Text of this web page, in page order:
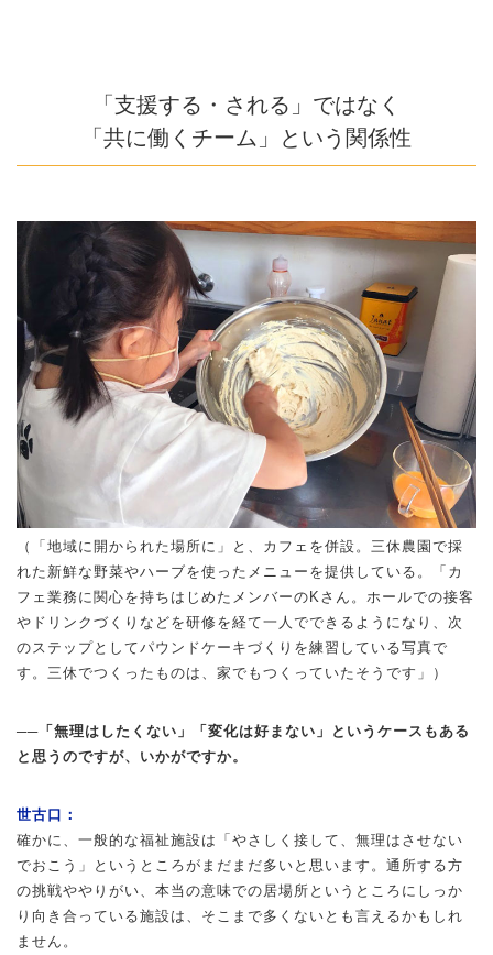
「支援する・される」ではなく
「共に働くチーム」という関係性
（「地域に開かられた場所に」と、カフェを併設。三休農園で採
れた新鮮な野菜やハーブを使ったメニューを提供している。「カ
フェ業務に関心を持ちはじめたメンバーのKさん。ホールでの接客
やドリンクづくりなどを研修を経て一人でできるようになり、次
のステップとしてパウンドケーキづくりを練習している写真で
す。三休でつくったものは、家でもつくっていたそうです」）
──「無理はしたくない」「変化は好まない」というケースもある
と思うのですが、いかがですか。
世古口：
確かに、一般的な福祉施設は「やさしく接して、無理はさせない
でおこう」というところがまだまだ多いと思います。通所する方
の挑戦ややりがい、本当の意味での居場所というところにしっか
り向き合っている施設は、そこまで多くないとも言えるかもしれ
ません。